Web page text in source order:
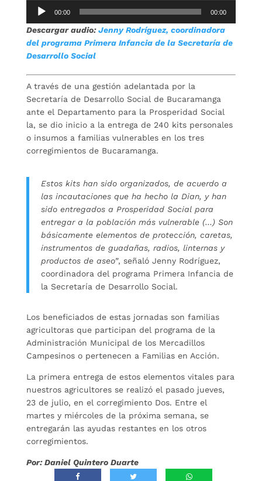
Reproductor
audio
00:00 00:00
Descargar audio:Jenny Rodríguez, coordinadora
del programa Primera Infancia de la Secretaría de
Desarrollo Social
A través de una gestión adelantada por la
Secretaría de Desarrollo Social de Bucaramanga
ante el Departamento para la Prosperidad Social
la, se dio inicio a la entrega de 240 kits personales
o insumos a familias vulnerables en los tres
corregimientos de Bucaramanga.
Estos kits han sido organizados, de acuerdo a
las incautaciones que ha hecho la Dian, y han
sido entregados a Prosperidad Social para
entregar a la población más vulnerable (…) Son
básicamente elementos de protección, caretas,
instrumentos de guadañas, radios, linternas y
productos de aseo”, señaló Jenny Rodríguez,
coordinadora del programa Primera Infancia de
la Secretaría de Desarrollo Social.
Los beneficiados de estas jornadas son familias
agricultoras que participan del programa de la
Administración Municipal de los Mercadillos
Campesinos o pertenecen a Familias en Acción.
La primera entrega de estos elementos vitales para
nuestros agricultores se realizó el pasado jueves,
23 de julio, en el corregimiento Dos. Entre el
martes y miércoles de la próxima semana, se
entregarán las ayudas restantes en los otros
corregimientos.
Por: Daniel Quintero Duarte